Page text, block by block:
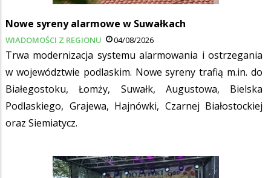
Nowe syreny alarmowe w Suwałkach
WIADOMOŚCI Z REGIONU 04/08/2026
Trwa modernizacja systemu alarmowania i ostrzegania
w województwie podlaskim. Nowe syreny trafią m.in. do
Białegostoku, Łomży, Suwałk, Augustowa, Bielska
Podlaskiego, Grajewa, Hajnówki, Czarnej Białostockiej
oraz Siemiatycz.